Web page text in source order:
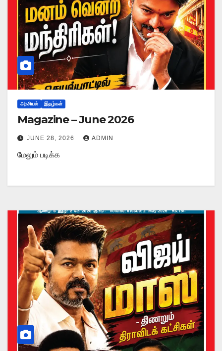
அரசியல் இதழ்கள்
Magazine – June 2026
JUNE 28, 2026 ADMIN
மேலும் படிக்க